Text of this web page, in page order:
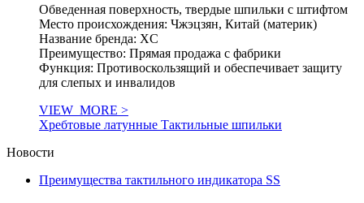
Обведенная поверхность, твердые шпильки с штифтом
Место происхождения: Чжэцзян, Китай (материк)
Название бренда: XC
Преимущество: Прямая продажа с фабрики
Функция: Противоскользящий и обеспечивает защиту
для слепых и инвалидов
VIEW_MORE >
Хребтовые латунные Тактильные шпильки
Новости
Преимущества тактильного индикатора SS